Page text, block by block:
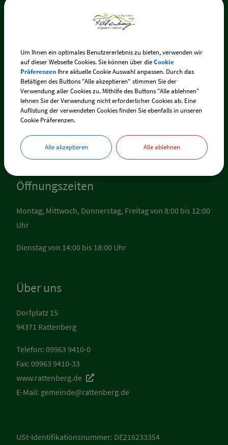
Interessante Links
Erklärung zur Barrierefreiheit
Impressum
Datenschutz
Inhaltsverzeichnis
Kontakt
Öffnungszeiten
Montag, Mittwoch, Donnerstag, Freitag von 8:00 bis 12:00
Uhr
Dienstag von 14:00 bis 18:00 Uhr
Über uns
Dorfplatz 15
94371 Rattenberg
Telefon: 09963 9410-0
Fax: 09963 9410-33
www.rattenberg.de
E-Mail: gemeinde@rattenberg.de
USt-Identifikationsnummer: DE216233354
Um Ihnen ein optimales Benutzererlebnis zu bieten, verwenden wir
auf dieser Webseite Cookies. Sie können über dieCookie
Präferenzen Ihre aktuelle Cookie Auswahl anpassen. Durch das
Betätigen des Buttons "Alle akzeptieren" stimmen Sie der
Verwendung aller Cookies zu. Mithilfe des Buttons "Alle ablehnen"
lehnen Sie der Verwendung nicht erforderlicher Cookies ab. Eine
Auflistung der verwendeten Cookies finden Sie ebenfalls in unseren
Cookie Präferenzen.
Alle akzeptieren Alle ablehnen